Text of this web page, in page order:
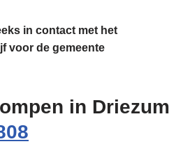
in contact met het
voor de gemeente
in Driezum